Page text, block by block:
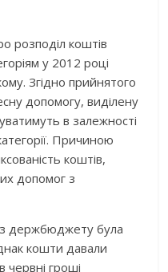
розподіл коштів
у 2012 році
Згідно прийнятого
допомогу, виділену
в залежності
Причиною
коштів,
допомог з
держбюджету була
кошти давали
червні гроші